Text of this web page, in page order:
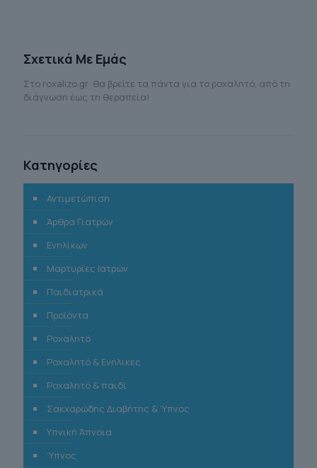
Σχετικά Με Εμάς
Στο roxalizo.gr θα βρείτε τα πάντα για το ροχαλητό, από τη
διάγνωση έως τη θεραπεία!
Κατηγορίες
Αντιμετώπιση
Άρθρα Γιατρών
Ενηλίκων
Μαρτυρίες Ιατρών
Παιδιατρικά
Προϊόντα
Ροχαλητό
Ροχαλητό & Ενήλικες
Ροχαλητό & παιδί
Σακχαρώδης Διαβήτης & Ύπνος
Υπνική Άπνοια
Ύπνος